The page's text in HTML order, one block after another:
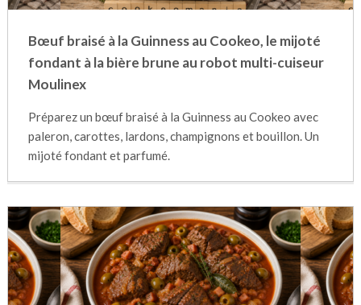
Bœuf braisé à la Guinness au Cookeo, le mijoté
fondant à la bière brune au robot multi-cuiseur
Moulinex
Préparez un bœuf braisé à la Guinness au Cookeo avec
paleron, carottes, lardons, champignons et bouillon. Un
mijoté fondant et parfumé.